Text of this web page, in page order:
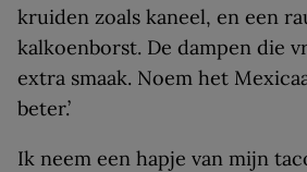
kruiden zoals kaneel, en een
kalkoenborst. De dampen die
extra smaak. Noem het
beter.’
Ik neem een hapje van mijn